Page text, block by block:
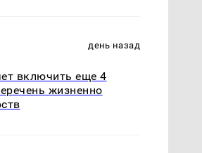
день назад
включить еще 4
жизненно